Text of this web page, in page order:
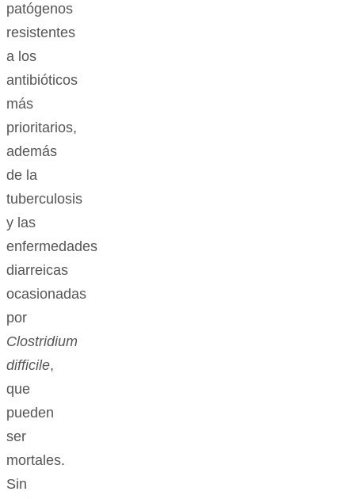
patógenos
resistentes
a los
antibióticos
más
prioritarios,
además
de la
tuberculosis
y las
enfermedades
diarreicas
ocasionadas
por
Clostridium
difficile,
que
pueden
ser
mortales.
Sin